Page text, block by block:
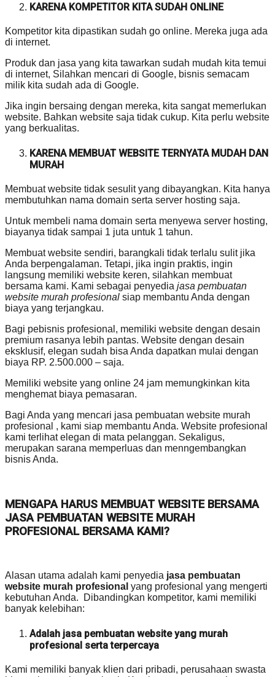
KARENA KOMPETITOR KITA SUDAH ONLINE
Kompetitor kita dipastikan sudah go online. Mereka juga ada
di internet.
Produk dan jasa yang kita tawarkan sudah mudah kita temui
di internet, Silahkan mencari di Google, bisnis semacam
milik kita sudah ada di Google.
Jika ingin bersaing dengan mereka, kita sangat memerlukan
website. Bahkan website saja tidak cukup. Kita perlu website
yang berkualitas.
KARENA MEMBUAT WEBSITE TERNYATA MUDAH DAN
MURAH
Membuat website tidak sesulit yang dibayangkan. Kita hanya
membutuhkan nama domain serta server hosting saja.
Untuk membeli nama domain serta menyewa server hosting,
biayanya tidak sampai 1 juta untuk 1 tahun.
Membuat website sendiri, barangkali tidak terlalu sulit jika
Anda berpengalaman. Tetapi, jika ingin praktis, ingin
langsung memiliki website keren, silahkan membuat
bersama kami. Kami sebagai penyedia jasa pembuatan
website murah profesional siap membantu Anda dengan
biaya yang terjangkau.
Bagi pebisnis profesional, memiliki website dengan desain
premium rasanya lebih pantas. Website dengan desain
eksklusif, elegan sudah bisa Anda dapatkan mulai dengan
biaya RP. 2.500.000 – saja.
Memiliki website yang online 24 jam memungkinkan kita
menghemat biaya pemasaran.
Bagi Anda yang mencari jasa pembuatan website murah
profesional , kami siap membantu Anda. Website profesional
kami terlihat elegan di mata pelanggan. Sekaligus,
merupakan sarana memperluas dan menngembangkan
bisnis Anda.
MENGAPA HARUS MEMBUAT WEBSITE BERSAMA
JASA PEMBUATAN WEBSITE MURAH
PROFESIONAL BERSAMA KAMI?
Alasan utama adalah kami penyedia jasa pembuatan
website murah profesional yang profesional yang mengerti
kebutuhan Anda. Dibandingkan kompetitor, kami memiliki
banyak kelebihan:
Adalah jasa pembuatan website yang murah
profesional serta terpercaya
Kami memiliki banyak klien dari pribadi, perusahaan swasta